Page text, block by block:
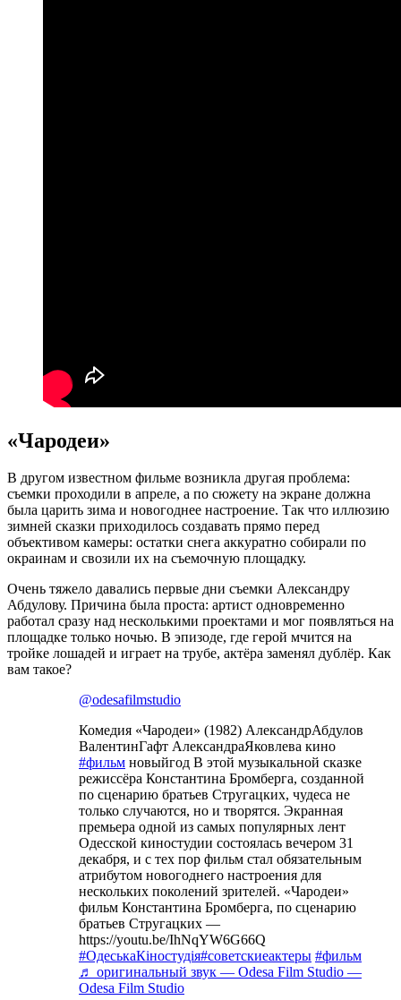
«Чародеи»
В другом известном фильме возникла другая проблема:
съемки проходили в апреле, а по сюжету на экране должна
была царить зима и новогоднее настроение. Так что иллюзию
зимней сказки приходилось создавать прямо перед
объективом камеры: остатки снега аккуратно собирали по
окраинам и свозили их на съемочную площадку.
Очень тяжело давались первые дни съемки Александру
Абдулову. Причина была проста: артист одновременно
работал сразу над несколькими проектами и мог появляться на
площадке только ночью. В эпизоде, где герой мчится на
тройке лошадей и играет на трубе, актёра заменял дублёр. Как
вам такое?
@odesafilmstudio
Комедия «Чародеи» (1982) АлександрАбдулов
ВалентинГафт АлександраЯковлева кино
#фильм новыйгод В этой музыкальной сказке
режиссёра Константина Бромберга, созданной
по сценарию братьев Стругацких, чудеса не
только случаются, но и творятся. Экранная
премьера одной из самых популярных лент
Одесской киностудии состоялась вечером 31
декабря, и с тех пор фильм стал обязательным
атрибутом новогоднего настроения для
нескольких поколений зрителей. «Чародеи»
фильм Константина Бромберга, по сценарию
братьев Стругацких —
https://youtu.be/IhNqYW6G66Q
#ОдеськаКіностудія#советскиеактеры #фильм
♬ оригинальный звук — Odesa Film Studio —
Odesa Film Studio